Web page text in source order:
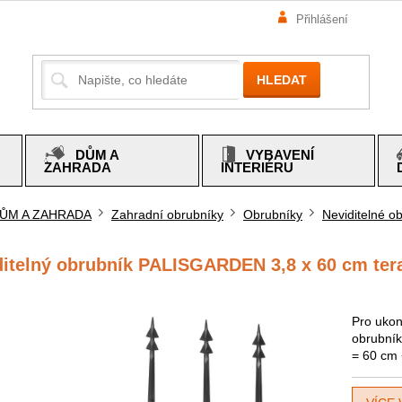
Přihlášení
HLEDAT
DŮM A
ZAHRADA
VYBAVENÍ
INTERIÉRU
A ZAHRADA Zahradní obrubníky Obrubníky Neviditelné
obrubník PALISGARDEN 3,8 x 60 cm
Pro
= 60 cm